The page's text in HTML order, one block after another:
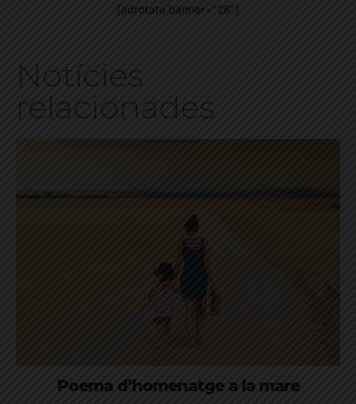
[adrotate banner="28"]
Notícies
relacionades
Poema d’homenatge a la mare